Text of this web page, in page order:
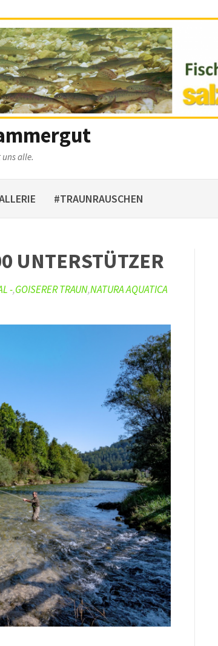
uns alle.
#TRAUNRAUSCHEN
UNTERSTÜTZER
-,GOISERER TRAUN,NATURA AQUATICA